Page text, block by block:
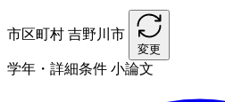
市区町村 吉野川市
変更
学年・詳細条件 小論文